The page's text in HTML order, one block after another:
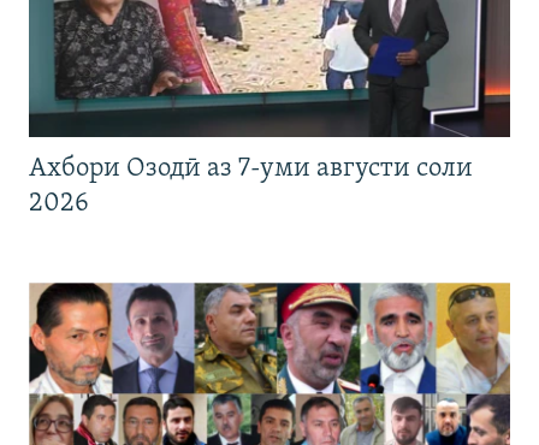
Ахбори Озодӣ аз 7-уми августи соли
2026